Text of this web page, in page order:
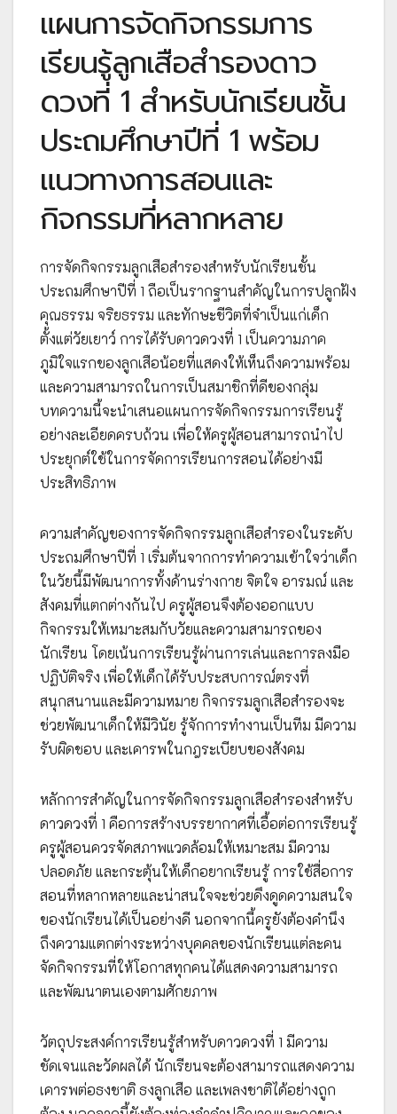
แผนการจัดกิจกรรมการ
เรียนรู้ลูกเสือสำรองดาว
ดวงที่ 1 สำหรับนักเรียนชั้น
ประถมศึกษาปีที่ 1 พร้อม
แนวทางการสอนและ
กิจกรรมที่หลากหลาย
การจัดกิจกรรมลูกเสือสำรองสำหรับนักเรียนชั้น
ประถมศึกษาปีที่ 1 ถือเป็นรากฐานสำคัญในการปลูกฝัง
คุณธรรม จริยธรรม และทักษะชีวิตที่จำเป็นแก่เด็ก
ตั้งแต่วัยเยาว์ การได้รับดาวดวงที่ 1 เป็นความภาค
ภูมิใจแรกของลูกเสือน้อยที่แสดงให้เห็นถึงความพร้อม
และความสามารถในการเป็นสมาชิกที่ดีของกลุ่ม
บทความนี้จะนำเสนอแผนการจัดกิจกรรมการเรียนรู้
อย่างละเอียดครบถ้วน เพื่อให้ครูผู้สอนสามารถนำไป
ประยุกต์ใช้ในการจัดการเรียนการสอนได้อย่างมี
ประสิทธิภาพ
ความสำคัญของการจัดกิจกรรมลูกเสือสำรองในระดับ
ประถมศึกษาปีที่ 1 เริ่มต้นจากการทำความเข้าใจว่าเด็ก
ในวัยนี้มีพัฒนาการทั้งด้านร่างกาย จิตใจ อารมณ์ และ
สังคมที่แตกต่างกันไป ครูผู้สอนจึงต้องออกแบบ
กิจกรรมให้เหมาะสมกับวัยและความสามารถของ
นักเรียน โดยเน้นการเรียนรู้ผ่านการเล่นและการลงมือ
ปฏิบัติจริง เพื่อให้เด็กได้รับประสบการณ์ตรงที่
สนุกสนานและมีความหมาย กิจกรรมลูกเสือสำรองจะ
ช่วยพัฒนาเด็กให้มีวินัย รู้จักการทำงานเป็นทีม มีความ
รับผิดชอบ และเคารพในกฎระเบียบของสังคม
หลักการสำคัญในการจัดกิจกรรมลูกเสือสำรองสำหรับ
ดาวดวงที่ 1 คือการสร้างบรรยากาศที่เอื้อต่อการเรียนรู้
ครูผู้สอนควรจัดสภาพแวดล้อมให้เหมาะสม มีความ
ปลอดภัย และกระตุ้นให้เด็กอยากเรียนรู้ การใช้สื่อการ
สอนที่หลากหลายและน่าสนใจจะช่วยดึงดูดความสนใจ
ของนักเรียนได้เป็นอย่างดี นอกจากนี้ครูยังต้องคำนึง
ถึงความแตกต่างระหว่างบุคคลของนักเรียนแต่ละคน
จัดกิจกรรมที่ให้โอกาสทุกคนได้แสดงความสามารถ
และพัฒนาตนเองตามศักยภาพ
วัตถุประสงค์การเรียนรู้สำหรับดาวดวงที่ 1 มีความ
ชัดเจนและวัดผลได้ นักเรียนจะต้องสามารถแสดงความ
เคารพต่อธงชาติ ธงลูกเสือ และเพลงชาติได้อย่างถูก